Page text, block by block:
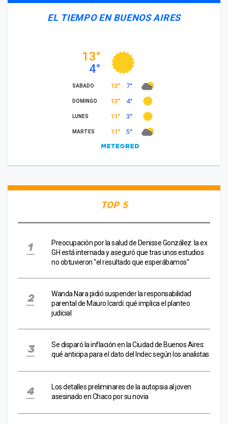
EL TIEMPO EN BUENOS AIRES
TOP 5
Preocupación por la salud de Denisse González: la ex
GH está internada y aseguró que tras unos estudios
no obtuvieron "el resultado que esperábamos"
Wanda Nara pidió suspender la responsabilidad
parental de Mauro Icardi: qué implica el planteo
judicial
Se disparó la inflación en la Ciudad de Buenos Aires:
qué anticipa para el dato del Indec según los analistas
Los detalles preliminares de la autopsia al joven
asesinado en Chaco por su novia